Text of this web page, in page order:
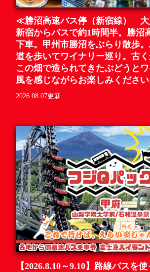
≪勝沼高速バス停（新宿線）
新宿からバスで約1時間半。勝沼
下車。甲州市勝沼をぶらり散歩
道を歩いてワイナリー巡り。古く
この畑で造られてきたぶどうと
風を感じながらお楽しみください
2026.08.07更新
【2026.8.10～9.10】路線バスを